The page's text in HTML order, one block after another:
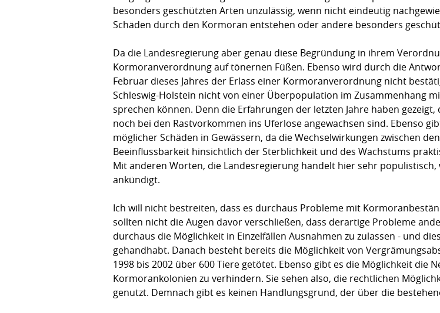
besonders geschützten Arten unzulässig, wenn nicht eindeutig
Schäden durch den Kormoran entstehen oder andere besonders
Da die Landesregierung aber genau diese Begründung in ihrem
Kormoranverordnung auf tönernen Füßen. Ebenso wird durch die
Februar dieses Jahres der Erlass einer Kormoranverordnung nicht
Schleswig-Holstein nicht von einer Überpopulation im Zusammenhang
sprechen können. Denn die Erfahrungen der letzten Jahre haben
noch bei den Rastvorkommen ins Uferlose angewachsen sind. Ebenso
möglicher Schäden in Gewässern, da die Wechselwirkungen zwischen
Beeinflussbarkeit hinsichtlich der Sterblichkeit und des Wachstums
Mit anderen Worten, die Landesregierung handelt hier sehr
ankündigt.
Ich will nicht bestreiten, dass es durchaus Probleme mit
sollten nicht die Augen davor verschließen, dass derartige Probleme
durchaus die Möglichkeit in Einzelfällen Ausnahmen zu zulassen - und
gehandhabt. Danach besteht bereits die Möglichkeit von
1998 bis 2002 über 600 Tiere getötet. Ebenso gibt es die Möglichkeit die
Kormorankolonien zu verhindern. Sie sehen also, die rechtlichen
genutzt. Demnach gibt es keinen Handlungsgrund, der über die